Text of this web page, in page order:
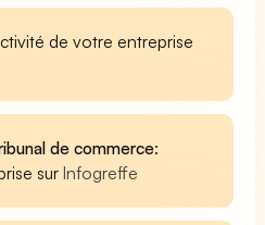
de votre entreprise
de commerce:
surInfogreffe